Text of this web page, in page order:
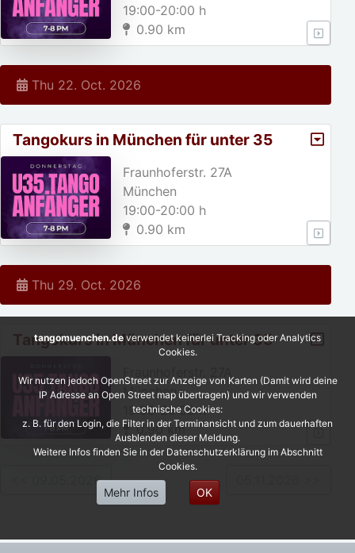
19:00-20:00 h
0.90 km
Thu 22. Oct. 2026
Tangokurs in München für unter 35
jährige!
Fraunhoferstr. 27A
München
19:00-20:00 h
0.90 km
Thu 29. Oct. 2026
Tangokurs in München für unter 35
jährige!
München
19:00-20:00 h
0.90 km
<< 09.05.2026
tangomuenchen.deverwendet keinerlei Tracking oder Analytics
Cookies.
Wir nutzen jedoch OpenStreet zur Anzeige von Karten (Damit wird deine
IP Adresse an Open Street map übertragen) und wir verwenden
technische Cookies:
z. B. für den Login, die Filter in der Terminansicht und zum dauerhaften
Ausblenden dieser Meldung.
Weitere Infos finden Sie in der Datenschutzerklärung im Abschnitt
Cookies.
Mehr Infos OK